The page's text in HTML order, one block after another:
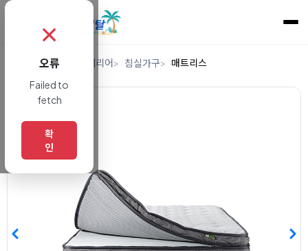
렌탈 가구/인테리어 침실가구 매트리스
✗
오류
Failed to
fetch
확
인